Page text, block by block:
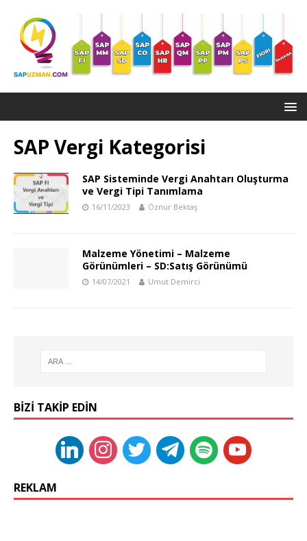
SAP Vergi Kategorisi
SAP Sisteminde Vergi Anahtarı Oluşturma
ve Vergi Tipi Tanımlama
16/11/2023 Öznur Bektaş
Malzeme Yönetimi – Malzeme
Görünümleri – SD:Satış Görünümü
14/07/2021 Umut Demirci
BIZI TAKIP EDIN
REKLAM